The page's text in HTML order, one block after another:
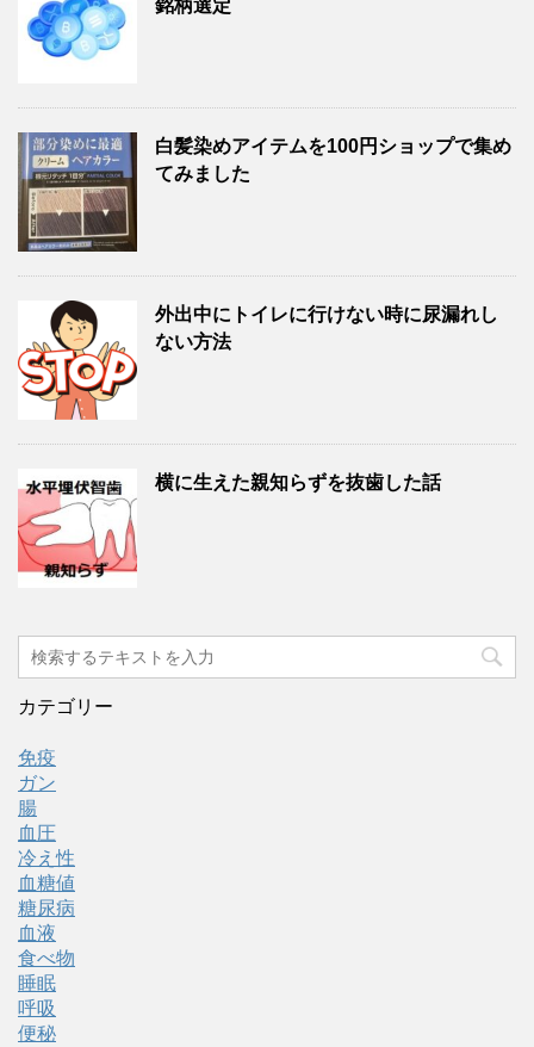
銘柄選定
白髪染めアイテムを100円ショップで集め
てみました
外出中にトイレに行けない時に尿漏れし
ない方法
横に生えた親知らずを抜歯した話
カテゴリー
免疫
ガン
腸
血圧
冷え性
血糖値
糖尿病
血液
食べ物
睡眠
呼吸
便秘